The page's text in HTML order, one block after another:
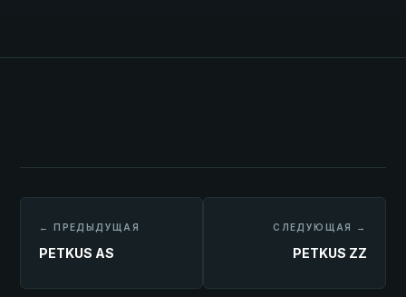
← ПРЕДЫДУЩАЯ
PETKUS AS
СЛЕДУЮЩАЯ →
PETKUS ZZ